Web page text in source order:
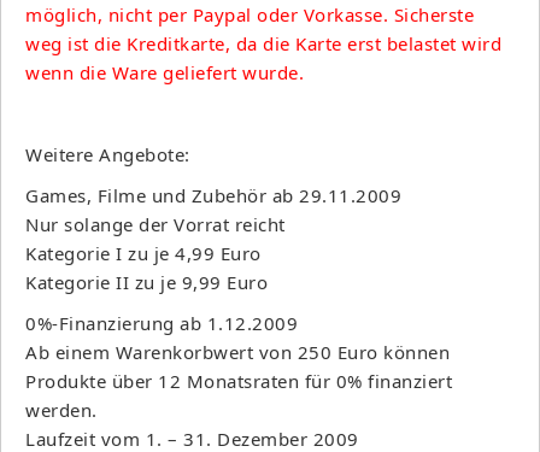
möglich, nicht per Paypal oder Vorkasse. Sicherste
weg ist die Kreditkarte, da die Karte erst belastet wird
wenn die Ware geliefert wurde.
Weitere Angebote:
Games, Filme und Zubehör ab 29.11.2009
Nur solange der Vorrat reicht
Kategorie I zu je 4,99 Euro
Kategorie II zu je 9,99 Euro
0%-Finanzierung ab 1.12.2009
Ab einem Warenkorbwert von 250 Euro können
Produkte über 12 Monatsraten für 0% finanziert
werden.
Laufzeit vom 1. – 31. Dezember 2009